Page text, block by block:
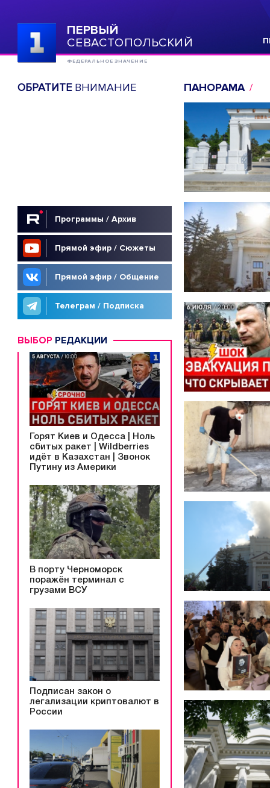
ПЕРВЫЙ
СЕВАСТОПОЛЬСКИЙ
ФЕДЕРАЛЬНОЕ ЗНАЧЕНИЕ
ОБРАТИТЕВНИМАНИЕ
Программы / Архив
Прямой эфир / Сюжеты
Прямой эфир / Общение
Телеграм / Подписка
ВЫБОР РЕДАКЦИИ
Горят Киев и Одесса | Ноль
сбитых ракет | Wildberries
идёт в Казахстан | Звонок
Путину из Америки
В порту Черноморск
поражён терминал с
грузами ВСУ
Подписан закон о
легализации криптовалют в
России
ПАНОРАМА